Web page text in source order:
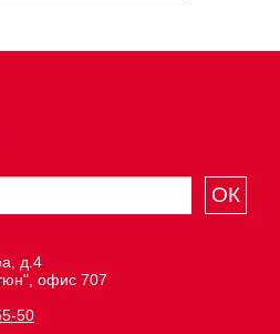
ОК
д.4
офис 707
50